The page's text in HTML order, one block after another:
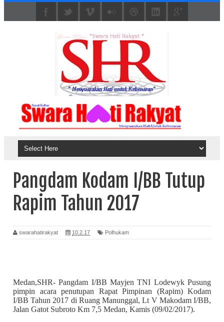
Pangdam Kodam I/BB Tutup
Rapim Tahun 2017
swarahatirakyat 10.2.17 Polhukam
Medan,SHR- Pangdam I/BB Mayjen TNI Lodewyk Pusung
pimpin acara penutupan Rapat Pimpinan (Rapim) Kodam
I/BB Tahun 2017 di Ruang Manunggal, Lt V Makodam I/BB,
Jalan Gatot Subroto Km 7,5 Medan, Kamis (09/02/2017).